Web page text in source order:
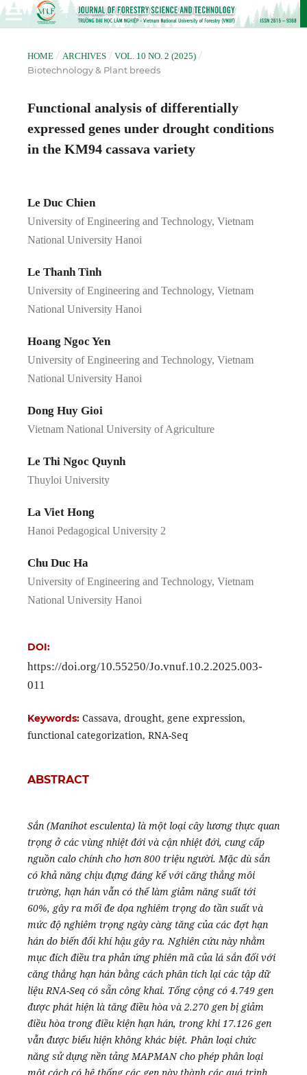
HOME / ARCHIVES / VOL. 10 NO. 2 (2025) /
Biotechnology & Plant breeds
Functional analysis of differentially
expressed genes under drought conditions
in the KM94 cassava variety
Le Duc Chien
University of Engineering and Technology, Vietnam
National University Hanoi
Le Thanh Tinh
University of Engineering and Technology, Vietnam
National University Hanoi
Hoang Ngoc Yen
University of Engineering and Technology, Vietnam
National University Hanoi
Dong Huy Gioi
Vietnam National University of Agriculture
Le Thi Ngoc Quynh
Thuyloi University
La Viet Hong
Hanoi Pedagogical University 2
Chu Duc Ha
University of Engineering and Technology, Vietnam
National University Hanoi
DOI:
https://doi.org/10.55250/Jo.vnuf.10.2.2025.003-
011
Keywords: Cassava, drought, gene expression,
functional categorization, RNA-Seq
ABSTRACT
Sắn (Manihot esculenta) là một loại cây lương thực quan
trọng ở các vùng nhiệt đới và cận nhiệt đới, cung cấp
nguồn calo chính cho hơn 800 triệu người. Mặc dù sắn
có khả năng chịu đựng đáng kể với căng thẳng môi
trường, hạn hán vẫn có thể làm giảm năng suất tới
60%, gây ra mối đe dọa nghiêm trọng do tần suất và
mức độ nghiêm trọng ngày càng tăng của các đợt hạn
hán do biến đổi khí hậu gây ra. Nghiên cứu này nhằm
mục đích điều tra phản ứng phiên mã của lá sắn đối với
căng thẳng hạn hán bằng cách phân tích lại các tập dữ
liệu RNA-Seq có sẵn công khai. Tổng cộng có 4.749 gen
được phát hiện là tăng điều hòa và 2.270 gen bị giảm
điều hòa trong điều kiện hạn hán, trong khi 17.126 gen
vẫn được biểu hiện không khác biệt. Phân loại chức
năng sử dụng nền tảng MAPMAN cho phép phân loại